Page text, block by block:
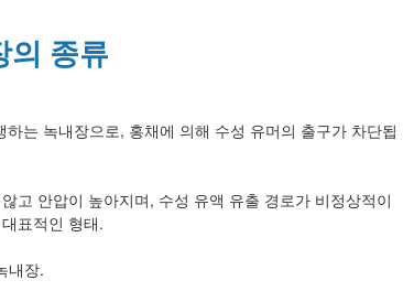
의 종류
는 녹내장으로, 홍채에 의해 수성 유머의 출구가 차단됩
고 안압이 높아지며, 수성 유액 유출 경로가 비정상적이
표적인 형태.
내장.